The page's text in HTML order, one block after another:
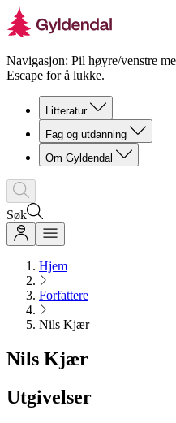
Navigasjon: Pil høyre/venstre
Escape for å lukke.
Litteratur
Fag og utdanning
Om Gyldendal
Søk
Hjem
Forfattere
Nils Kjær
Nils Kjær
Utgivelser